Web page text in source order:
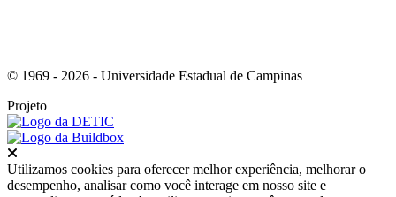
© 1969 - 2026 - Universidade Estadual de Campinas
Projeto
Utilizamos cookies para oferecer melhor experiência, melhorar o
desempenho, analisar como você interage em nosso site e